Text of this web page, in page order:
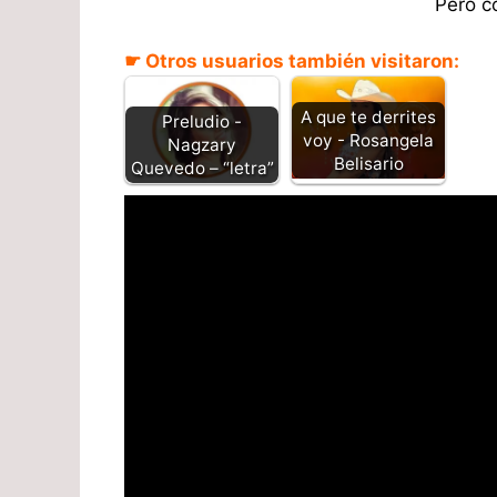
Pero
☛ Otros usuarios también visitaron:
Preludio -
Nagzary
Quevedo – “letra”
A que te derrites
voy - Rosangela
Belisario